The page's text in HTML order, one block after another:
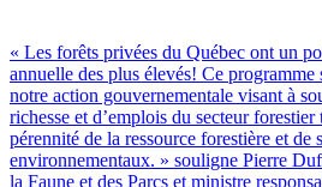
« Les forêts privées du Québec ont un
annuelle des plus élevés! Ce programme
notre action gouvernementale visant à
richesse et d’emplois du secteur forestier
pérennité de la ressource forestière et de
environnementaux. » souligne Pierre
la Faune et des Parcs et ministre